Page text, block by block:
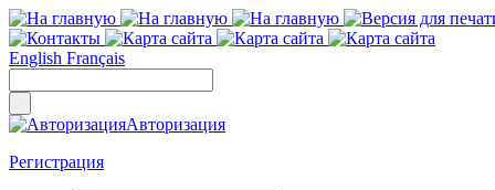
English Français
Авторизация
Регистрация